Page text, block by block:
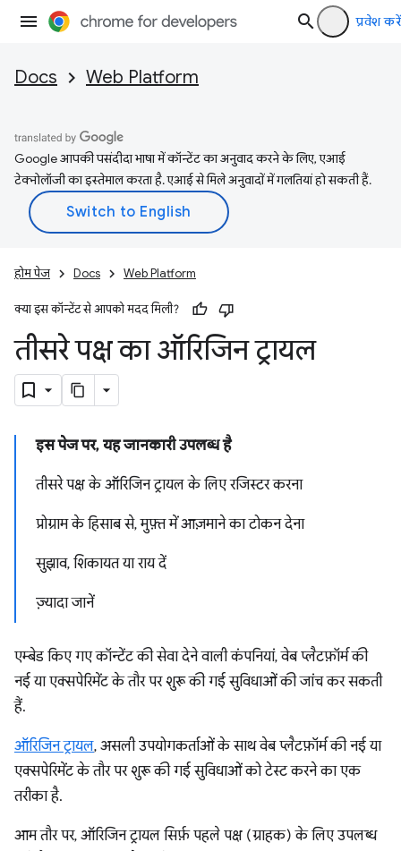
प्रवेश करें
Docs Web Platform
Google आपकी पसंदीदा भाषा में कॉन्टेंट का अनुवाद करने के लिए, एआई
टेक्नोलॉजी का इस्तेमाल करता है. एआई से मिले अनुवादों में गलतियां हो सकती हैं.
होम पेज Docs Web Platform
क्या इस कॉन्टेंट से आपको मदद मिली?
तीसरे पक्ष का ऑरिजिन ट्रायल
इस पेज पर, यह जानकारी उपलब्ध है
तीसरे पक्ष के ऑरिजिन ट्रायल के लिए रजिस्टर करना
प्रोग्राम के हिसाब से, मुफ़्त में आज़माने का टोकन देना
सुझाव, शिकायत या राय दें
ज़्यादा जानें
एम्बेड किए गए कॉन्टेंट की सेवा देने वाली कंपनियां, वेब प्लैटफ़ॉर्म की
नई या एक्सपेरिमेंट के तौर पर शुरू की गई सुविधाओं की जांच कर सकती
हैं.
ऑरिजिन ट्रायल, असली उपयोगकर्ताओं के साथ वेब प्लैटफ़ॉर्म की नई या
एक्सपेरिमेंट के तौर पर शुरू की गई सुविधाओं को टेस्ट करने का एक
तरीका है.
आम तौर पर, ऑरिजिन ट्रायल सिर्फ़ पहले पक्ष (ग्राहक) के लिए उपलब्ध